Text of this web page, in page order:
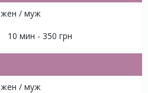
жен / муж
10 мин - 350 грн
жен / муж